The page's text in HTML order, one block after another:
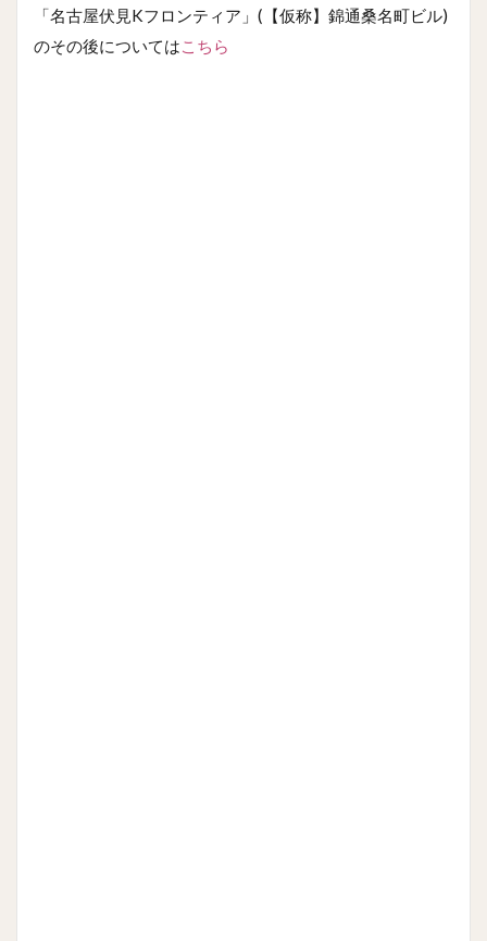
「名古屋伏見Kフロンティア」(【仮称】錦通桑名町ビル)
のその後についてはこちら